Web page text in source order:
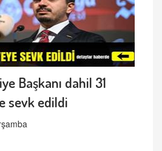
Başkanı dahil 31
sevk edildi